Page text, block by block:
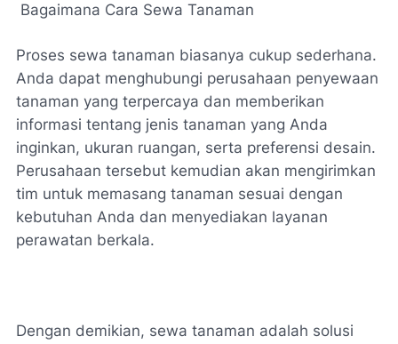
Bagaimana Cara Sewa Tanaman
Proses sewa tanaman biasanya cukup sederhana.
Anda dapat menghubungi perusahaan penyewaan
tanaman yang terpercaya dan memberikan
informasi tentang jenis tanaman yang Anda
inginkan, ukuran ruangan, serta preferensi desain.
Perusahaan tersebut kemudian akan mengirimkan
tim untuk memasang tanaman sesuai dengan
kebutuhan Anda dan menyediakan layanan
perawatan berkala.
Dengan demikian, sewa tanaman adalah solusi